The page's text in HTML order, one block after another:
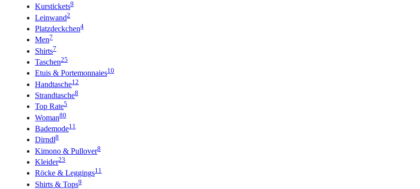
Kurstickets9
Leinwand2
Platzdeckchen4
Men7
Shirts7
Taschen25
Etuis & Portemonnaies10
Handtasche12
Strandtasche8
Top Rate5
Woman80
Bademode11
Dirndl8
Kimono & Pullover8
Kleider23
Röcke & Leggings11
Shirts & Tops9